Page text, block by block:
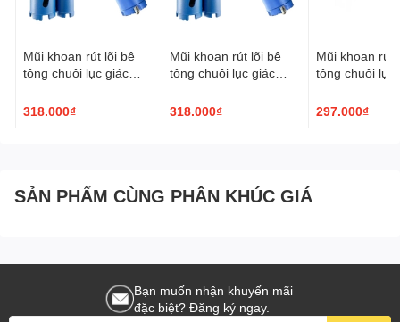
Mũi khoan rút lõi bê
tông chuôi lục giác
318.000₫
Mũi khoan rút lõi bê
tông chuôi lục giác
318.000₫
Mũi khoan rút
tông chuôi lục
297.000₫
SẢN PHẨM CÙNG PHÂN KHÚC GIÁ
Bạn muốn nhận khuyến mãi
đặc biệt? Đăng ký ngay.